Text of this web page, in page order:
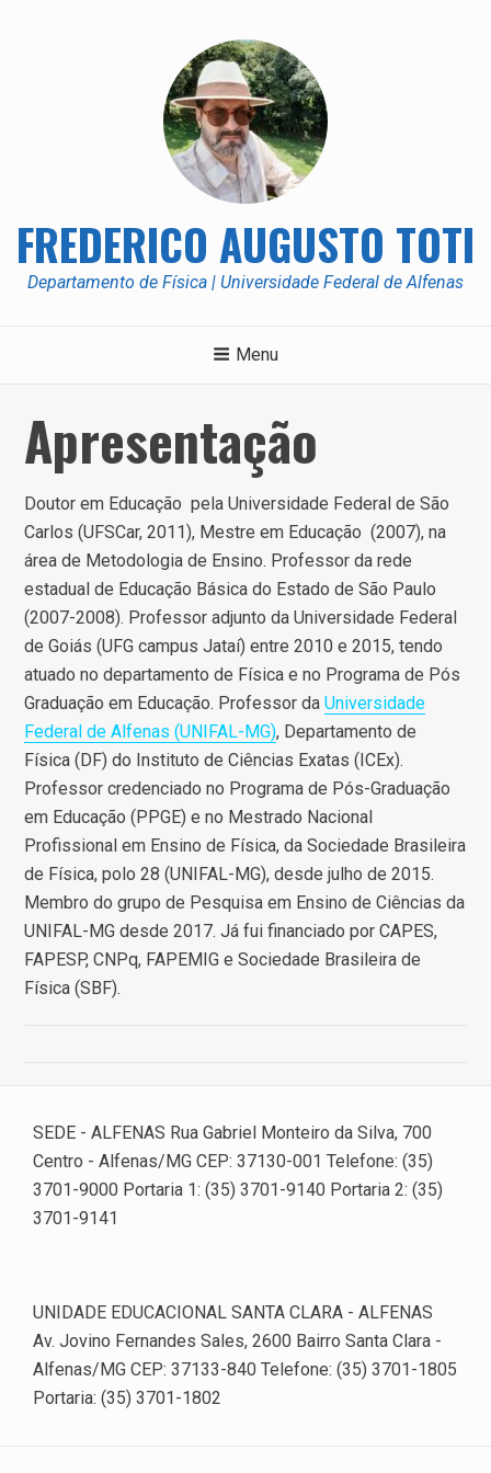
FREDERICO AUGUSTO TOTI
Departamento de Física | Universidade Federal de Alfenas
Menu
Apresentação
Doutor em Educação pela Universidade Federal de São
Carlos (UFSCar, 2011), Mestre em Educação (2007), na
área de Metodologia de Ensino. Professor da rede
estadual de Educação Básica do Estado de São Paulo
(2007-2008). Professor adjunto da Universidade Federal
de Goiás (UFG campus Jataí) entre 2010 e 2015, tendo
atuado no departamento de Física e no Programa de Pós
Graduação em Educação. Professor daUniversidade
Federal de Alfenas (UNIFAL-MG), Departamento de
Física (DF) do Instituto de Ciências Exatas (ICEx).
Professor credenciado no Programa de Pós-Graduação
em Educação (PPGE) e no Mestrado Nacional
Profissional em Ensino de Física, da Sociedade Brasileira
de Física, polo 28 (UNIFAL-MG), desde julho de 2015.
Membro do grupo de Pesquisa em Ensino de Ciências da
UNIFAL-MG desde 2017. Já fui financiado por CAPES,
FAPESP, CNPq, FAPEMIG e Sociedade Brasileira de
Física (SBF).
SEDE - ALFENAS Rua Gabriel Monteiro da Silva, 700
Centro - Alfenas/MG CEP: 37130-001 Telefone: (35)
3701-9000 Portaria 1: (35) 3701-9140 Portaria 2: (35)
3701-9141
UNIDADE EDUCACIONAL SANTA CLARA - ALFENAS
Av. Jovino Fernandes Sales, 2600 Bairro Santa Clara -
Alfenas/MG CEP: 37133-840 Telefone: (35) 3701-1805
Portaria: (35) 3701-1802